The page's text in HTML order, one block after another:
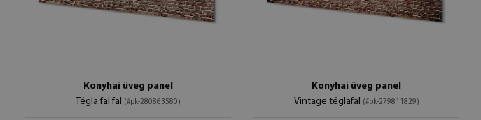
Konyhai üveg panel
Tégla fal fal (#pk-280863580)
Konyhai üveg panel
Vintage téglafal (#pk-279811829)